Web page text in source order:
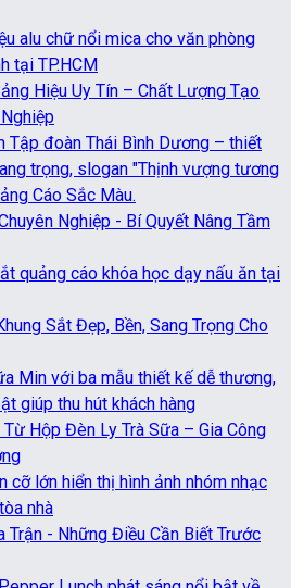
Hiệu Uy Tín – Chất Lượng Tạo
Nghiệp - Bí Quyết Nâng Tầm
Sắt Đẹp, Bền, Sang Trọng Cho
Từ Hộp Đèn Ly Trà Sữa – Gia Công
Trận - Những Điều Cần Biết Trước